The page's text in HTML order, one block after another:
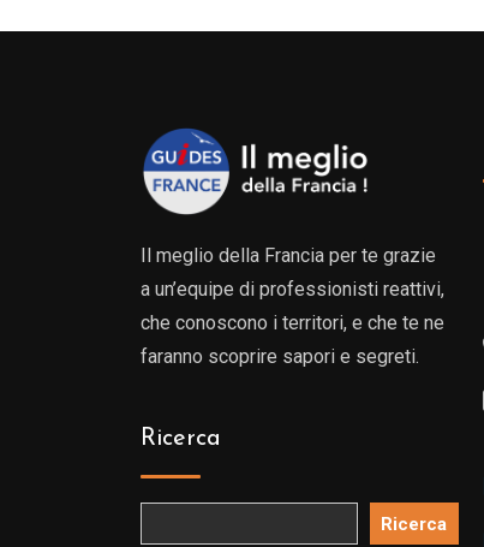
Il meglio della Francia per te grazie
a un’equipe di professionisti reattivi,
che conoscono i territori, e che te ne
faranno scoprire sapori e segreti.
Ricerca
Ricerca